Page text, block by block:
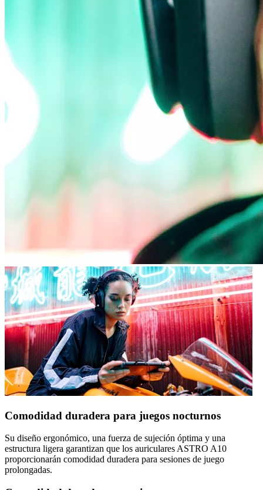
Comodidad duradera para juegos nocturnos
Su diseño ergonómico, una fuerza de sujeción óptima y una
estructura ligera garantizan que los auriculares ASTRO A10
proporcionarán comodidad duradera para sesiones de juego
prolongadas.